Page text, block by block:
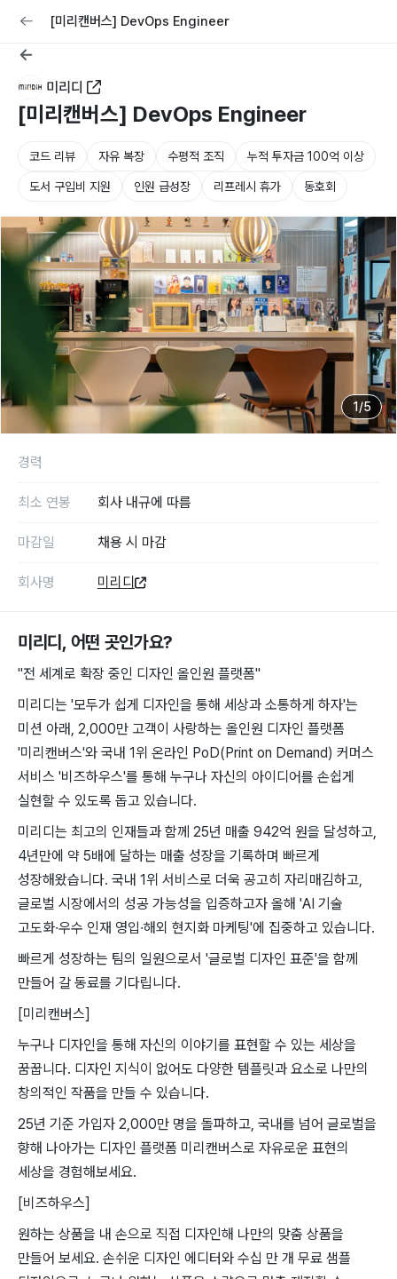
교육 커리어
[미리캔버스] DevOps Engineer
미리디
[미리캔버스] DevOps Engineer
코드 리뷰 자유 복장 수평적 조직 누적 투자금 100억 이상
도서 구입비 지원 인원 급성장 리프레시 휴가 동호회
1 /5
미리디 , 어떤 곳인가요?
"전 세계로 확장 중인 디자인 올인원 플랫폼"
미리디는 '모두가 쉽게 디자인을 통해 세상과 소통하게 하자'는
미션 아래, 2,000만 고객이 사랑하는 올인원 디자인 플랫폼
'미리캔버스'와 국내 1위 온라인 PoD(Print on Demand) 커머스
서비스 '비즈하우스'를 통해 누구나 자신의 아이디어를 손쉽게
실현할 수 있도록 돕고 있습니다.
미리디는 최고의 인재들과 함께 25년 매출 942억 원을 달성하고,
4년만에 약 5배에 달하는 매출 성장을 기록하며 빠르게
성장해왔습니다. 국내 1위 서비스로 더욱 공고히 자리매김하고,
글로벌 시장에서의 성공 가능성을 입증하고자 올해 'AI 기술
고도화·우수 인재 영입·해외 현지화 마케팅'에 집중하고 있습니다.
빠르게 성장하는 팀의 일원으로서 '글로벌 디자인 표준'을 함께
만들어 갈 동료를 기다립니다.
[미리캔버스]
누구나 디자인을 통해 자신의 이야기를 표현할 수 있는 세상을
꿈꿉니다. 디자인 지식이 없어도 다양한 템플릿과 요소로 나만의
창의적인 작품을 만들 수 있습니다.
25년 기준 가입자 2,000만 명을 돌파하고, 국내를 넘어 글로벌을
향해 나아가는 디자인 플랫폼 미리캔버스로 자유로운 표현의
세상을 경험해보세요.
[비즈하우스]
원하는 상품을 내 손으로 직접 디자인해 나만의 맞춤 상품을
만들어 보세요. 손쉬운 디자인 에디터와 수십 만 개 무료 샘플
경력
최소 연봉 회사 내규에 따름
마감일 채용 시 마감
회사명 미리디